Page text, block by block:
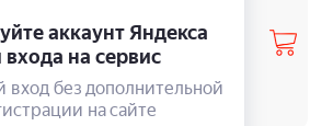
22 500⃏